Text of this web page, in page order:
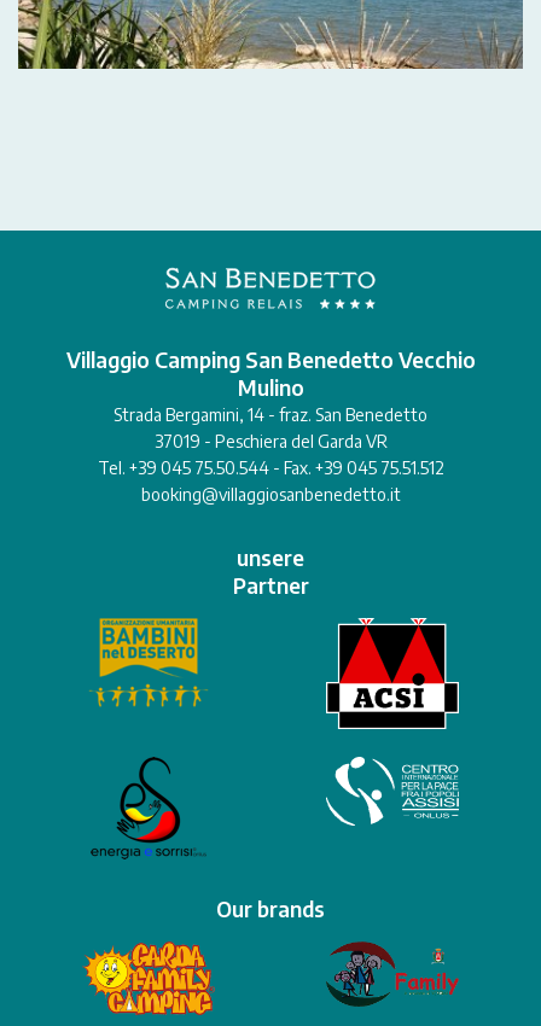
Villaggio Camping San Benedetto Vecchio
Mulino
Strada Bergamini, 14 - fraz. San Benedetto
37019 - Peschiera del Garda VR
Tel. +39 045 75.50.544 - Fax. +39 045 75.51.512
booking@villaggiosanbenedetto.it
unsere
Partner
Our brands